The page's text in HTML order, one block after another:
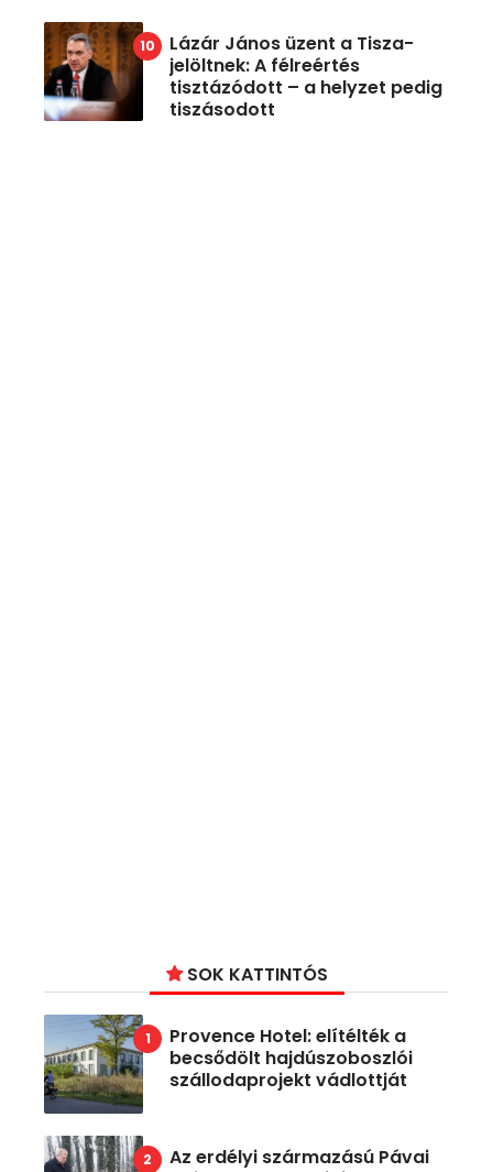
Lázár János üzent a Tisza-
jelöltnek: A félreértés
tisztázódott – a helyzet pedig
tiszásodott
SOK KATTINTÓS
Provence Hotel: elítélték a
becsődölt hajdúszoboszlói
szállodaprojekt vádlottját
Az erdélyi származású Pávai